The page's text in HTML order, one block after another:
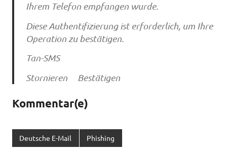
Ihrem Telefon empfangen wurde.
Diese Authentifizierung ist erforderlich, um Ihre
Operation zu bestätigen.
Tan-SMS
Stornieren Bestätigen
Kommentar(e)
Deutsche E-Mail Phishing